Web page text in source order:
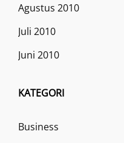
Agustus 2010
Juli 2010
Juni 2010
KATEGORI
Business